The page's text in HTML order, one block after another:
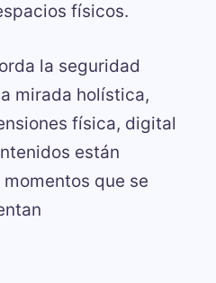
físicos.
la seguridad
mirada holística,
física, digital
están
que se